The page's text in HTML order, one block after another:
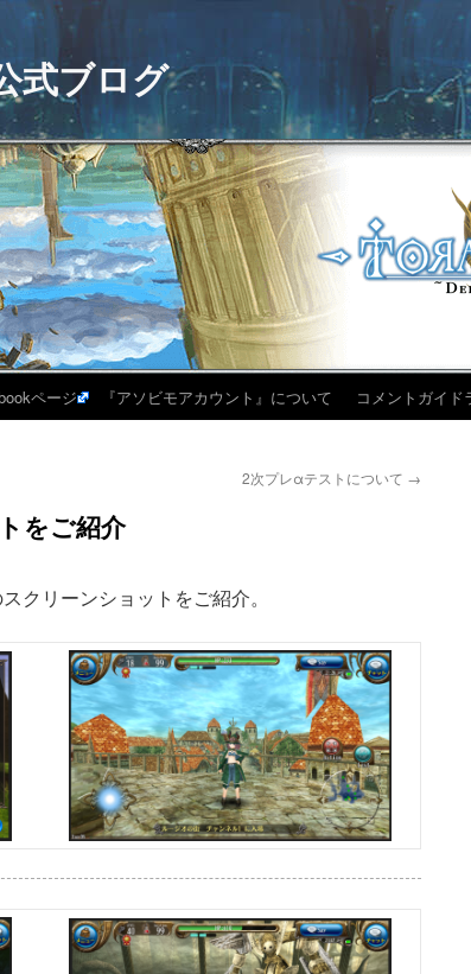
式ブログ
ページ 『アソビモアカウント』について コメントガイド
2次プレαテストについて →
をご紹介
クリーンショットをご紹介。